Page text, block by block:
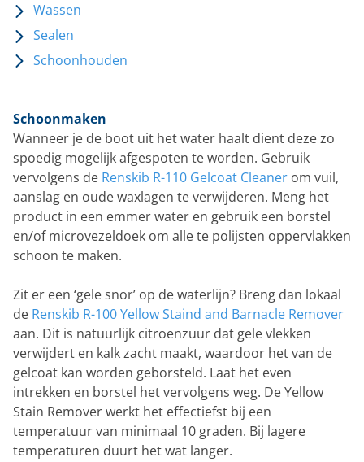
Wassen
Sealen
Schoonhouden
Schoonmaken
Wanneer je de boot uit het water haalt dient deze zo
spoedig mogelijk afgespoten te worden. Gebruik
vervolgens de Renskib R-110 Gelcoat Cleaner om vuil,
aanslag en oude waxlagen te verwijderen. Meng het
product in een emmer water en gebruik een borstel
en/of microvezeldoek om alle te polijsten oppervlakken
schoon te maken.
Zit er een ‘gele snor’ op de waterlijn? Breng dan lokaal
de Renskib R-100 Yellow Staind and Barnacle Remover
aan. Dit is natuurlijk citroenzuur dat gele vlekken
verwijdert en kalk zacht maakt, waardoor het van de
gelcoat kan worden geborsteld. Laat het even
intrekken en borstel het vervolgens weg. De Yellow
Stain Remover werkt het effectiefst bij een
temperatuur van minimaal 10 graden. Bij lagere
temperaturen duurt het wat langer.